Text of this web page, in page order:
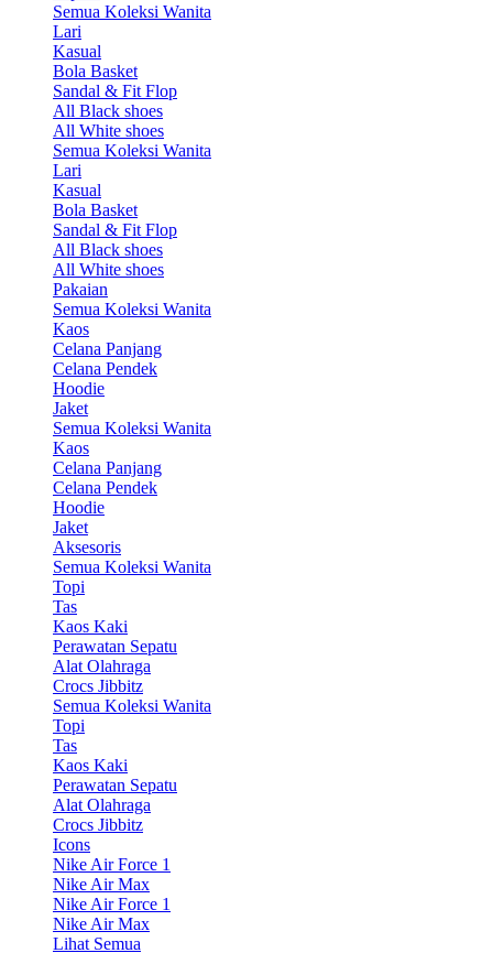
Semua Koleksi Wanita
Lari
Kasual
Bola Basket
Sandal & Fit Flop
All Black shoes
All White shoes
Semua Koleksi Wanita
Lari
Kasual
Bola Basket
Sandal & Fit Flop
All Black shoes
All White shoes
Pakaian
Semua Koleksi Wanita
Kaos
Celana Panjang
Celana Pendek
Hoodie
Jaket
Semua Koleksi Wanita
Kaos
Celana Panjang
Celana Pendek
Hoodie
Jaket
Aksesoris
Semua Koleksi Wanita
Topi
Tas
Kaos Kaki
Perawatan Sepatu
Alat Olahraga
Crocs Jibbitz
Semua Koleksi Wanita
Topi
Tas
Kaos Kaki
Perawatan Sepatu
Alat Olahraga
Crocs Jibbitz
Icons
Nike Air Force 1
Nike Air Max
Nike Air Force 1
Nike Air Max
Lihat Semua